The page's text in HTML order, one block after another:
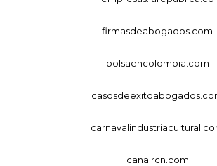
firmasdeabogados.com
bolsaencolombia.com
canalrcn.com